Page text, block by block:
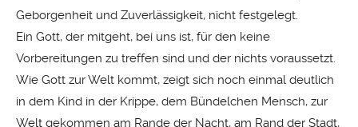
Geborgenheit und Zuverlässigkeit, nicht festgelegt.
Ein Gott, der mitgeht, bei uns ist, für den keine
Vorbereitungen zu treffen sind und der nichts voraussetzt.
Wie Gott zur Welt kommt, zeigt sich noch einmal deutlich
in dem Kind in der Krippe, dem Bündelchen Mensch, zur
Welt gekommen am Rande der Nacht, am Rand der Stadt,